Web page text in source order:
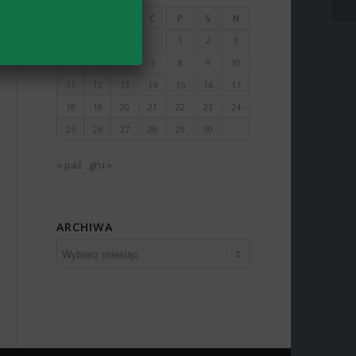
C P S
N
1
2
3
4
5 6 7 8 9
10
11
12 13 14 15 16
17
18
19 20 21 22 23
24
25
26 27 28 29 30
« paź gru »
ARCHIWA